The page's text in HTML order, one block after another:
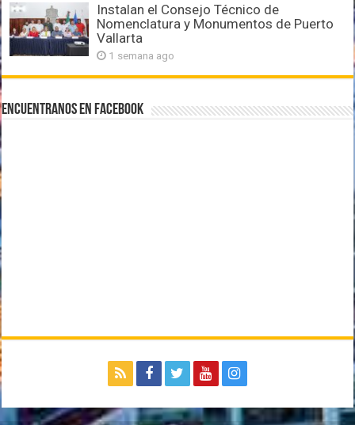
Instalan el Consejo Técnico de
Nomenclatura y Monumentos de Puerto
Vallarta
1 semana ago
Encuentranos en Facebook